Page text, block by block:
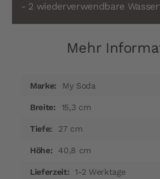
- 2 wiederverwendbare
Mehr
InformationenMy Soda
15,3 cm
27 cm
40,8 cm
1-2 Werktage